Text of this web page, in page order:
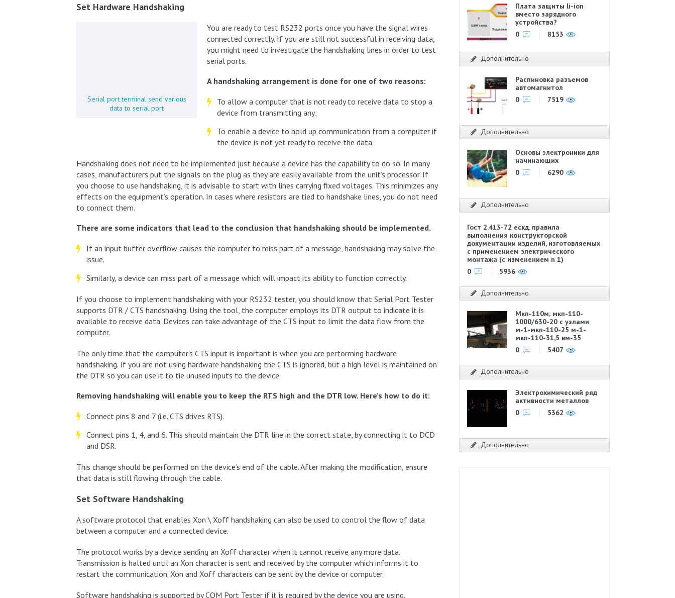
Set Hardware Handshaking
Serial port terminal send various
data to serial port
You are ready to test RS232 ports once you have the signal wires
connected correctly. If you are still not successful in receiving data,
you might need to investigate the handshaking lines in order to test
serial ports.
A handshaking arrangement is done for one of two reasons:
To allow a computer that is not ready to receive data to stop a
device from transmitting any;
To enable a device to hold up communication from a computer if
the device is not yet ready to receive the data.
Handshaking does not need to be implemented just because a device has the capability to do so. In many
cases, manufacturers put the signals on the plug as they are easily available from the unit’s processor. If
you choose to use handshaking, it is advisable to start with lines carrying fixed voltages. This minimizes any
effects on the equipment’s operation. In cases where resistors are tied to handshake lines, you do not need
to connect them.
There are some indicators that lead to the conclusion that handshaking should be implemented.
If an input buffer overflow causes the computer to miss part of a message, handshaking may solve the
issue.
Similarly, a device can miss part of a message which will impact its ability to function correctly.
If you choose to implement handshaking with your RS232 tester, you should know that Serial Port Tester
supports DTR / CTS handshaking. Using the tool, the computer employs its DTR output to indicate it is
available to receive data. Devices can take advantage of the CTS input to limit the data flow from the
computer.
The only time that the computer’s CTS input is important is when you are performing hardware
handshaking. If you are not using hardware handshaking the CTS is ignored, but a high level is maintained on
the DTR so you can use it to tie unused inputs to the device.
Removing handshaking will enable you to keep the RTS high and the DTR low. Here’s how to do it:
Connect pins 8 and 7 (i.e. CTS drives RTS).
Connect pins 1, 4, and 6. This should maintain the DTR line in the correct state, by connecting it to DCD
and DSR.
This change should be performed on the device’s end of the cable. After making the modification, ensure
that data is still flowing through the cable.
Set Software Handshaking
A software protocol that enables Xon \ Xoff handshaking can also be used to control the flow of data
between a computer and a connected device.
The protocol works by a device sending an Xoff character when it cannot receive any more data.
Transmission is halted until an Xon character is sent and received by the computer which informs it to
restart the communication. Xon and Xoff characters can be sent by the device or computer.
Software handshaking is supported by COM Port Tester if it is required by the device you are using.
Плата защиты li-ion
вместо зарядного
устройства?
0
8153
Дополнительно
Распиновка разъемов
автомагнитол
0
7519
Дополнительно
Основы электроники для
начинающих
0
6290
Дополнительно
Гост 2.413-72 ескд. правила
выполнения конструкторской
документации изделий, изготовляемых
с применением электрического
монтажа (с изменением n 1)
0
5936
Дополнительно
Мкп-110м; мкп-110-
1000/630-20 с узлами
м-1-мкп-110-25 м-1-
мкп-110-31,5 вм-35
0
5407
Дополнительно
Электрохимический ряд
активности металлов
0
5362
Дополнительно